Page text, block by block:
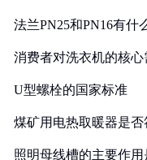
法兰PN25和PN16有什
消费者对洗衣机的核
U型螺栓的国家标准
煤矿用电热取暖器是
照明母线槽的主要作用